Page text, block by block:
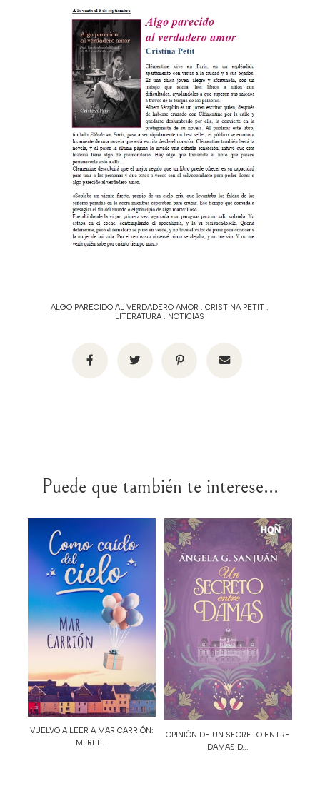
ALGO PARECIDO AL VERDADERO AMOR .CRISTINA PETIT
LITERATURA
NOTICIAS
Puede que también te interese...
VUELVO A LEER A MAR CARRIÓN:
MI REE...
OPINIÓN DE UN SECRETO ENTRE
DAMAS D...